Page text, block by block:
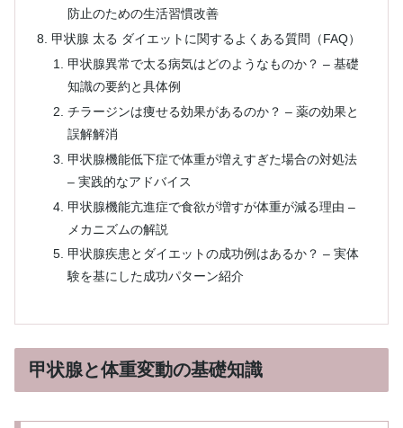
防止のための生活習慣改善
甲状腺 太る ダイエットに関するよくある質問（FAQ）
甲状腺異常で太る病気はどのようなものか？ – 基礎
知識の要約と具体例
チラージンは痩せる効果があるのか？ – 薬の効果と
誤解解消
甲状腺機能低下症で体重が増えすぎた場合の対処法
– 実践的なアドバイス
甲状腺機能亢進症で食欲が増すが体重が減る理由 –
メカニズムの解説
甲状腺疾患とダイエットの成功例はあるか？ – 実体
験を基にした成功パターン紹介
甲状腺と体重変動の基礎知識